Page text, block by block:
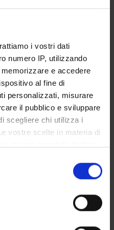
i vostri dati
numero IP, utilizzando
e accedere
al fine di
personalizzati, misurare
il pubblico e sviluppare
scegliere chi utilizza i
vostre scelte in materia di
consenso in qualsiasi
sui cookie o facendo clic